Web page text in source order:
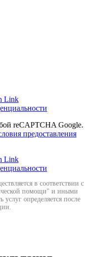
Link
reCAPTCHA Google.
предоставления
Link
в соответствии с
помощи" и иными
определяется после